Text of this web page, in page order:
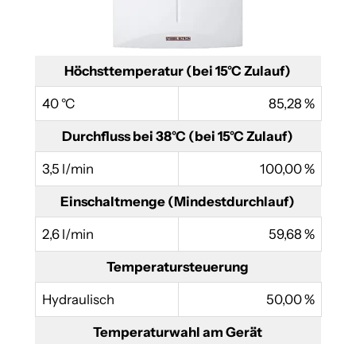
Höchsttemperatur (bei 15°C Zulauf)
40 °C 85,28 %
Durchfluss bei 38°C (bei 15°C Zulauf)
3,5 l/min 100,00 %
Einschaltmenge (Mindestdurchlauf)
2,6 l/min 59,68 %
Temperatursteuerung
Hydraulisch 50,00 %
Temperaturwahl am Gerät